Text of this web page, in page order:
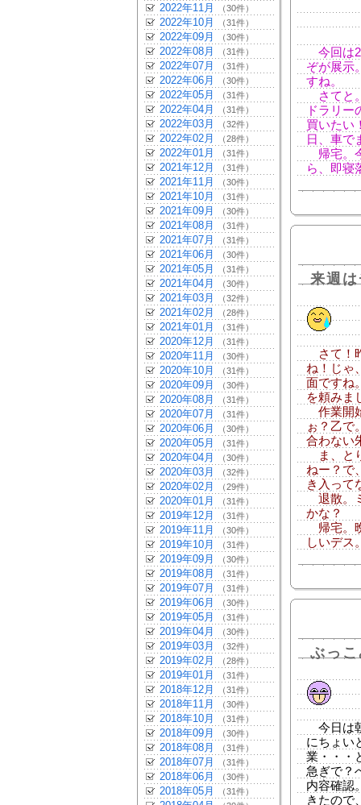
2022年11月 （30件）
2022年10月 （31件）
2022年09月 （30件）
2022年08月 （31件）
2022年07月 （31件）
2022年06月 （30件）
2022年05月 （31件）
2022年04月 （31件）
2022年03月 （32件）
2022年02月 （28件）
2022年01月 （31件）
2021年12月 （31件）
2021年11月 （30件）
2021年10月 （31件）
2021年09月 （30件）
2021年08月 （31件）
2021年07月 （31件）
2021年06月 （30件）
2021年05月 （31件）
2021年04月 （30件）
2021年03月 （32件）
2021年02月 （28件）
2021年01月 （31件）
2020年12月 （31件）
2020年11月 （30件）
2020年10月 （31件）
2020年09月 （30件）
2020年08月 （31件）
2020年07月 （31件）
2020年06月 （30件）
2020年05月 （31件）
2020年04月 （30件）
2020年03月 （32件）
2020年02月 （29件）
2020年01月 （31件）
2019年12月 （31件）
2019年11月 （30件）
2019年10月 （31件）
2019年09月 （30件）
2019年08月 （31件）
2019年07月 （31件）
2019年06月 （30件）
2019年05月 （31件）
2019年04月 （30件）
2019年03月 （32件）
2019年02月 （28件）
2019年01月 （31件）
2018年12月 （31件）
2018年11月 （30件）
2018年10月 （31件）
2018年09月 （30件）
2018年08月 （31件）
2018年07月 （31件）
2018年06月 （30件）
2018年05月 （31件）
今回は
ぞが展示
すね。
さてと
ドラリー
買いたい
日、車で
帰宅。
ら、即寝
来週
さて！
ね！じゃ
面ですね
を頼みま
作業開
ぉ？乙で
合わない
ま、と
ねー？で
き入って
退散。
かな？
帰宅。
しいデス
ぶっ
今日は
にちょい
業・・・
急ぎで？
内容確認
きたので